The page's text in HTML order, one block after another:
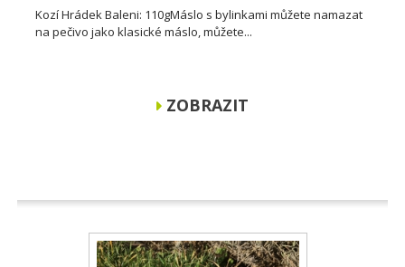
Kozí Hrádek Baleni: 110gMáslo s bylinkami můžete namazat
na pečivo jako klasické máslo, můžete...
ZOBRAZIT